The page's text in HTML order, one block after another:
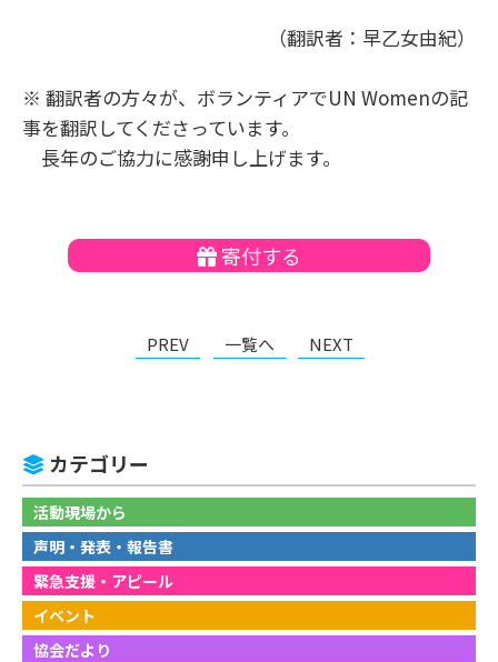
（翻訳者：早乙女由紀）
※ 翻訳者の方々が、ボランティアでUN Womenの記
事を翻訳してくださっています。
長年のご協力に感謝申し上げます。
寄付する
PREV 一覧へ NEXT
カテゴリー
活動現場から
声明・発表・報告書
緊急支援・アピール
イベント
協会だより